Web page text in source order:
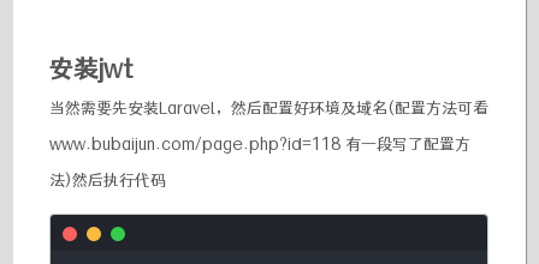
安装jwt
当然需要先安装Laravel，然后配置好环境及域名(配置方法可看
www.bubaijun.com/page.php?id=118 有一段写了配置方
法)然后执行代码